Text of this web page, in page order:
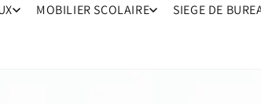
MOBILIER SCOLAIRE SIEGE DE